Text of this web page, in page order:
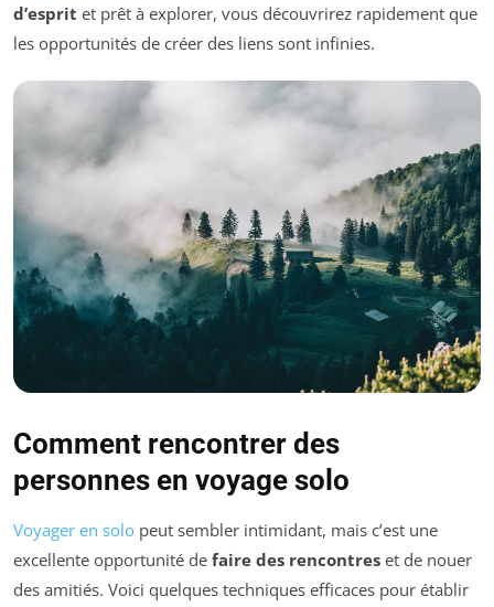
d’esprit et prêt à explorer, vous découvrirez rapidement que
les opportunités de créer des liens sont infinies.
Comment rencontrer des
personnes en voyage solo
Voyager en solo peut sembler intimidant, mais c’est une
excellente opportunité de faire des rencontres et de nouer
des amitiés. Voici quelques techniques efficaces pour établir